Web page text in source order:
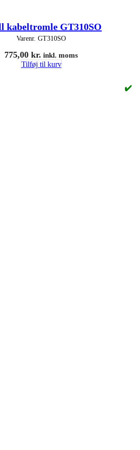
kabeltromle GT310SO
Varenr. GT310SO
775,00 kr. inkl. moms
Tilføj til kurv
✔️